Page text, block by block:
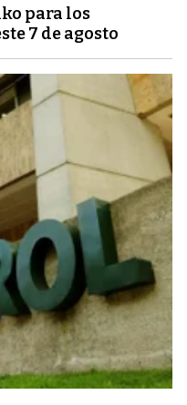
para los
7 de agosto